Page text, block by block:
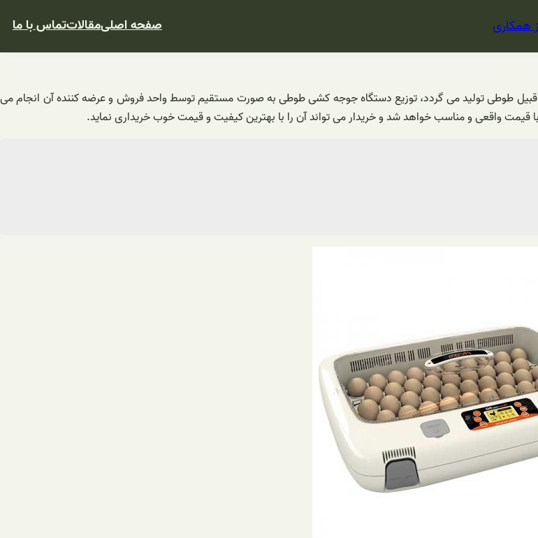
همکاری صفحه اصلیمقالاتتماس با ما
طوطی تولید می‌ گردد، توزیع دستگاه جوجه کشی طوطی به‌ صورت مستقیم توسط واحد فروش و عرضه کننده آن انجام می
واقعی و مناسب خواهد شد و خریدار می ‌تواند آن را با بهترین کیفیت و قیمت خوب خریداری نماید.